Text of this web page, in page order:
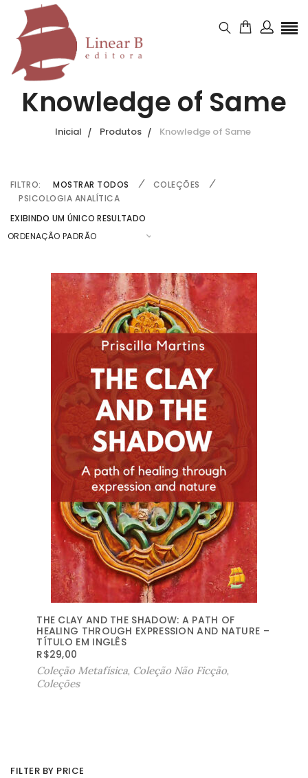
Knowledge of Same
Inicial Produtos Knowledge of Same
FILTRO: MOSTRAR TODOS
COLEÇÕES
PSICOLOGIA ANALÍTICA
EXIBINDO UM ÚNICO RESULTADO
THE CLAY AND THE SHADOW: A PATH OF
HEALING THROUGH EXPRESSION AND NATURE –
TÍTULO EM INGLÊS
R$29,00
Coleção Metafísica, Coleção Não Ficção,
Coleções
FILTER BY PRICE